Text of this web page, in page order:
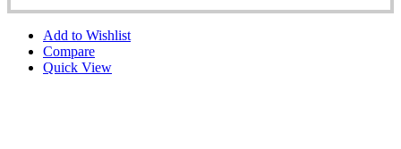
Add to Wishlist
Compare
Quick View